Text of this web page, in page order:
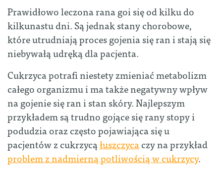
Prawidłowo leczona rana goi się od kilku do
kilkunastu dni. Są jednak stany chorobowe,
które utrudniają proces gojenia się ran i stają się
niebywałą udręką dla pacjenta.
Cukrzyca potrafi niestety zmieniać metabolizm
całego organizmu i ma także negatywny wpływ
na gojenie się ran i stan skóry. Najlepszym
przykładem są trudno gojące się rany stopy i
podudzia oraz często pojawiająca się u
pacjentów z cukrzycąłuszczycaczy na przykład
problem z nadmierną potliwością w cukrzycy.